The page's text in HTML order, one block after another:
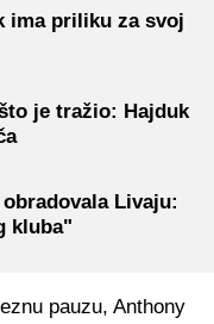
ima priliku za svoj
je tražio: Hajduk
Livaju:
kluba"
pauzu, Anthony